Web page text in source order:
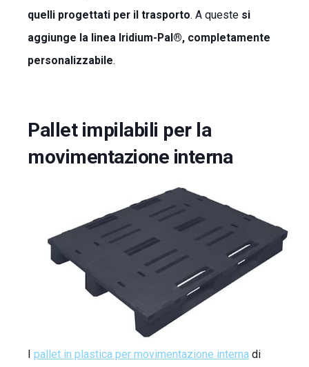
quelli progettati per il trasporto. A queste si
aggiunge la linea Iridium-Pal®, completamente
personalizzabile.
Pallet impilabili per la
movimentazione interna
I pallet in plastica per movimentazione interna di